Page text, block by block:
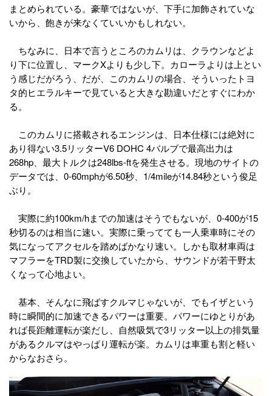
まとめられている。豪華ではないが、下手に加飾されていな
いから、飽きが来なくていいかもしれない。
ちなみに、日本で言うところのカムリは、クラウンなどよ
り下に位置し、マークXよりも少し下。カローラよりは上とい
う感じだがろう、だが、このカムリの場合、そういったトヨ
タ的ヒエラルキーで見ていると大きな勘違いだとすぐにわか
る。
このカムリに搭載されるエンジンは、日本仕様には絶対に
あり得ない3.5リッターV6 DOHC 4バルブで最高出力は
268hp、最大トルクは248lbs-ftを発生させる。現地のサイトの
データでは、0-60mphが6.50秒、1/4mileが14.84秒という俊足
ぶり。
実際に約100km/hまでの加速はそうでもないが、0-400が15
秒切るのは相当に速い。実際に乗ってても一人乗車時にその
気になってアクセルを踏めばかなり速い。しかも取材車両は
マフラーをTRD製に交換していたから、サウンドが若干野太
くなって心地よい。
基本、そんなに飛ばすクルマじゃないが、でもイザという
時に瞬間的に加速できるパワーは重要。パワーにゆとりがあ
れば長距離運転が楽だし、自然吸気で3リッター以上の排気量
があるクルマはやっぱり運転が楽。カムリは車重も割と軽い
からなおさら。